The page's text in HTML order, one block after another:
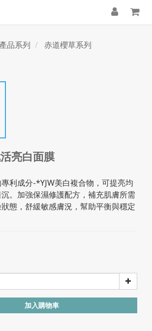
產品系列 赤道櫻草系列
亮白面膜
利成分-*YJW美白複合物，可提亮均
。加強保濕修護配方，補充肌膚所需
態，舒緩敏感膚況，幫助平衡與穩定
加入購物車